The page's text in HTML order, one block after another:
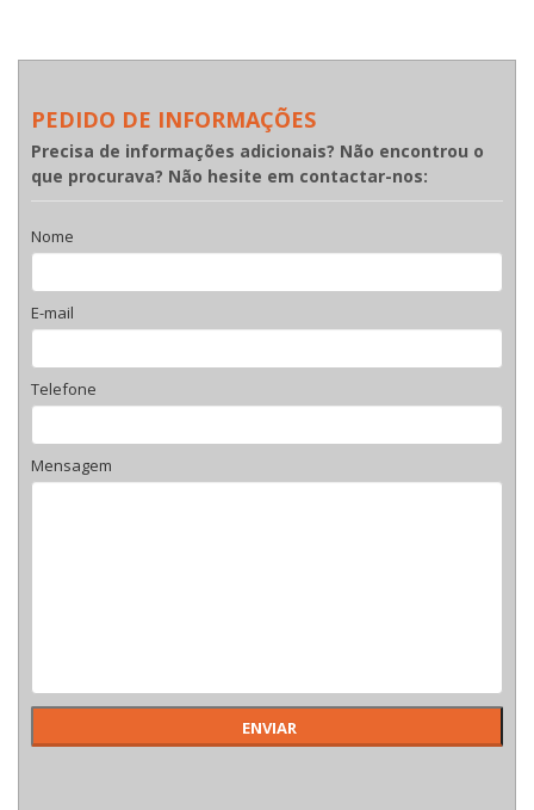
PEDIDO DE INFORMAÇÕES
Precisa de informações adicionais? Não encontrou o
que procurava? Não hesite em contactar-nos:
Nome
E-mail
Telefone
Mensagem